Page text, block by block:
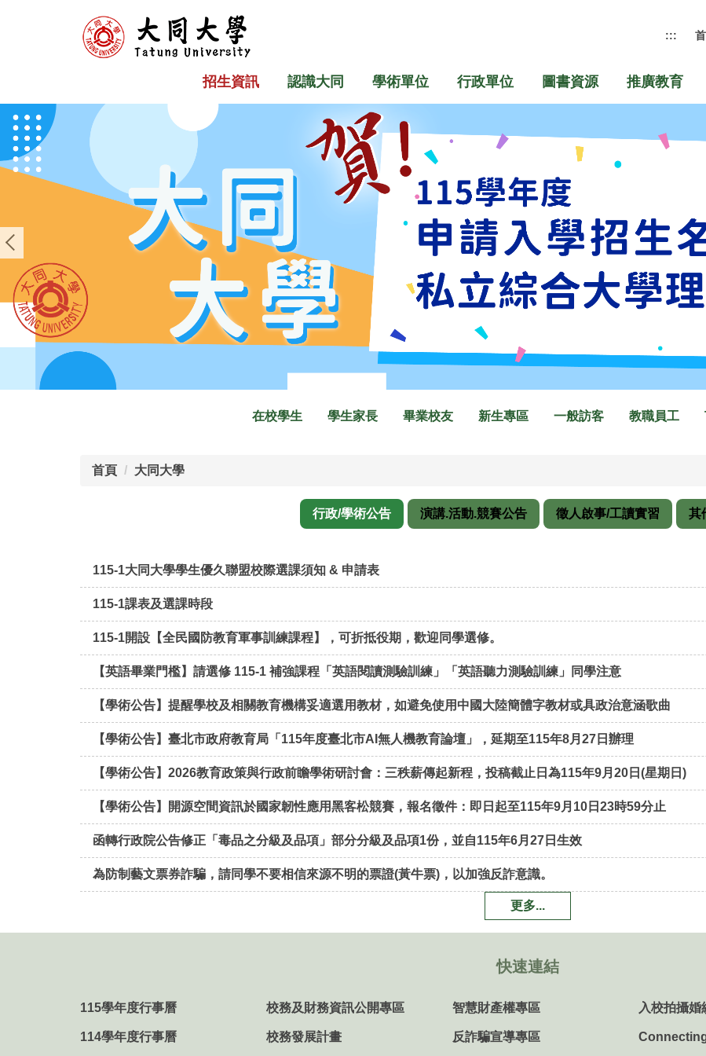
容
區
:::
招生資訊 認識大同 學術單位 行政單位 圖書資源 推廣教育
在校學生 學生家長 畢業校友 新生專區 一般訪客 教職員工
首頁 大同大學
行政/學術公告 演講.活動.競賽公告 徵人啟事/工讀實習 其
115-1大同大學學生優久聯盟校際選課須知 & 申請表
115-1課表及選課時段
115-1開設【全民國防教育軍事訓練課程】，可折抵役期，歡迎同學選修。
【英語畢業門檻】請選修 115-1 補強課程「英語閱讀測驗訓練」「英語聽力測驗訓練」同學注意
【學術公告】提醒學校及相關教育機構妥適選用教材，如避免使用中國大陸簡體字教材或具政治意涵歌曲
【學術公告】臺北市政府教育局「115年度臺北市AI無人機教育論壇」，延期至115年8月27日辦理
【學術公告】2026教育政策與行政前瞻學術研討會：三秩薪傳起新程，投稿截止日為115年9月20日(星期日)
【學術公告】開源空間資訊於國家韌性應用黑客松競賽，報名徵件：即日起至115年9月10日23時59分止
函轉行政院公告修正「毒品之分級及品項」部分分級及品項1份，並自115年6月27日生效
為防制藝文票券詐騙，請同學不要相信來源不明的票證(黃牛票)，以加強反詐意識。
更多...
快速連結
115學年度行事曆
114學年度行事曆
校務及財務資訊公開專區
校務發展計畫
智慧財產權專區
反詐騙宣導專區
入校拍攝婚